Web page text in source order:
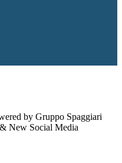
by Gruppo Spaggiari
New Social Media